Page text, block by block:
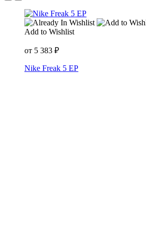
Add to Wishlist
от 5 383 ₽
Nike Freak 5 EP